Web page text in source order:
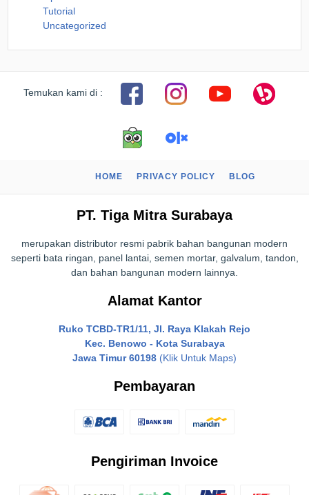
Tutorial
Uncategorized
Temukan kami di :
HOME PRIVACY POLICY BLOG
PT. Tiga Mitra Surabaya
merupakan distributor resmi pabrik bahan bangunan modern
seperti bata ringan, panel lantai, semen mortar, galvalum, tandon,
dan bahan bangunan modern lainnya.
Alamat Kantor
Ruko TCBD-TR1/11, Jl. Raya Klakah Rejo
Kec. Benowo - Kota Surabaya
Jawa Timur 60198 (Klik Untuk Maps)
Pembayaran
Pengiriman Invoice